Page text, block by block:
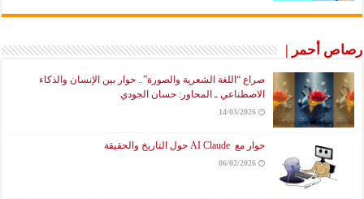
أحمر |
صراع “اللغة الشعرية والصورة”.. حوار بين الإنسان والذكاء
الاصطناعي ـ المحاور: حسان الجودي
14/03/2026
حوار مع AI Claude حول التاريخ والحقيقة
06/02/2026